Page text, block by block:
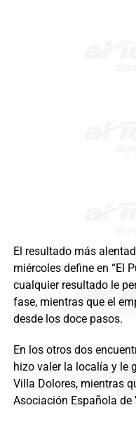
El resultado más
miércoles define en “El
cualquier resultado le
fase, mientras que el
desde los doce pasos.
En los otros dos
hizo valer la localía y le
Villa Dolores, mientras
Asociación Española